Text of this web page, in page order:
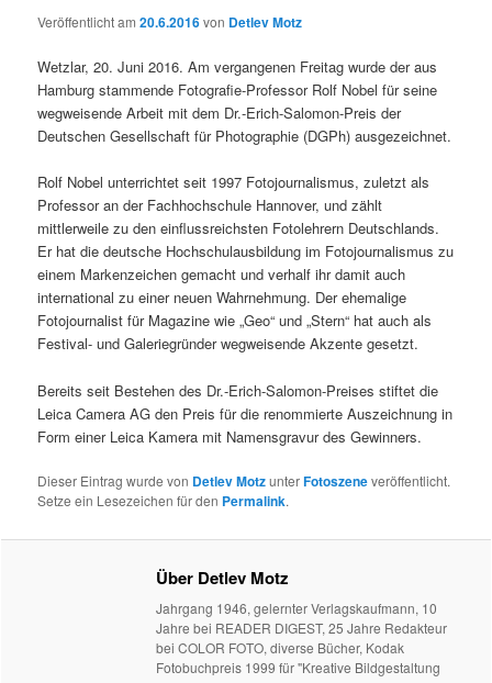
Veröffentlicht am20.6.2016von Detlev Motz
Wetzlar, 20. Juni 2016. Am vergangenen Freitag wurde der aus
Hamburg stammende Fotografie-Professor Rolf Nobel für seine
wegweisende Arbeit mit dem Dr.-Erich-Salomon-Preis der
Deutschen Gesellschaft für Photographie (DGPh) ausgezeichnet.
Rolf Nobel unterrichtet seit 1997 Fotojournalismus, zuletzt als
Professor an der Fachhochschule Hannover, und zählt
mittlerweile zu den einflussreichsten Fotolehrern Deutschlands.
Er hat die deutsche Hochschulausbildung im Fotojournalismus zu
einem Markenzeichen gemacht und verhalf ihr damit auch
international zu einer neuen Wahrnehmung. Der ehemalige
Fotojournalist für Magazine wie „Geo“ und „Stern“ hat auch als
Festival- und Galeriegründer wegweisende Akzente gesetzt.
Bereits seit Bestehen des Dr.-Erich-Salomon-Preises stiftet die
Leica Camera AG den Preis für die renommierte Auszeichnung in
Form einer Leica Kamera mit Namensgravur des Gewinners.
Dieser Eintrag wurde von Detlev MotzunterFotoszeneveröffentlicht.
Setze ein Lesezeichen für den Permalink.
Über Detlev Motz
Jahrgang 1946, gelernter Verlagskaufmann, 10
Jahre bei READER DIGEST, 25 Jahre Redakteur
bei COLOR FOTO, diverse Bücher, Kodak
Fotobuchpreis 1999 für "Kreative Bildgestaltung